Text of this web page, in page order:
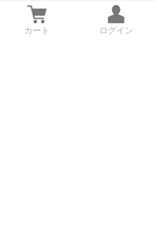
カート ログイン